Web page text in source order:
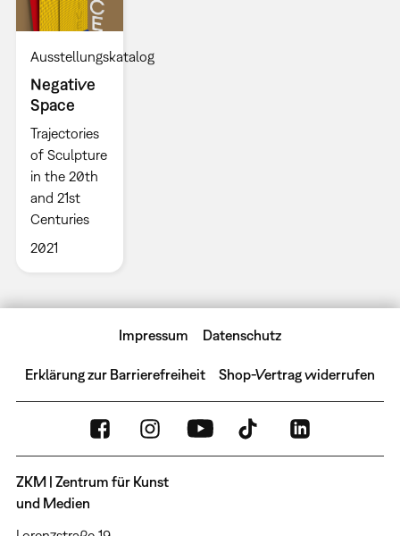
Ausstellungskatalog
Negative
Space
Trajectories
of Sculpture
in the 20th
and 21st
Centuries
2021
Impressum Datenschutz
Erklärung zur Barrierefreiheit Shop-Vertrag widerrufen
ZKM | Zentrum für Kunst
und Medien